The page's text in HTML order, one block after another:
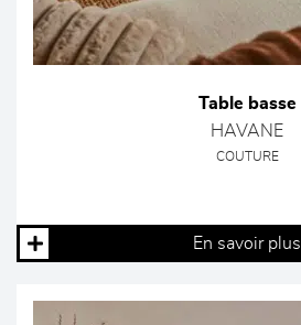
Table basse
HAVANE
COUTURE
En savoir plus